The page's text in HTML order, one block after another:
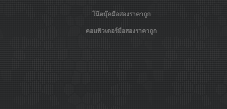
โน๊ตบุ๊คมือสองราคาถูก
คอมพิวเตอร์มือสองราคาถูก